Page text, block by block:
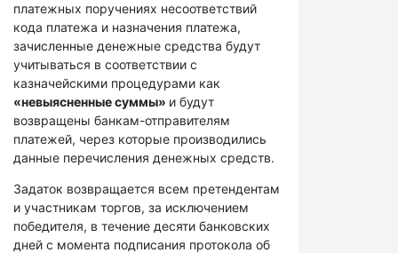
платежных поручениях несоответствий
кода платежа и назначения платежа,
зачисленные денежные средства будут
учитываться в соответствии с
казначейскими процедурами как
«невыясненные суммы» и будут
возвращены банкам-отправителям
платежей, через которые производились
данные перечисления денежных средств.
Задаток возвращается всем претендентам
и участникам торгов, за исключением
победителя, в течение десяти банковских
дней с момента подписания протокола об